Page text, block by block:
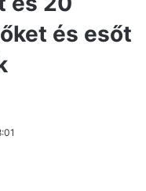
és esőt